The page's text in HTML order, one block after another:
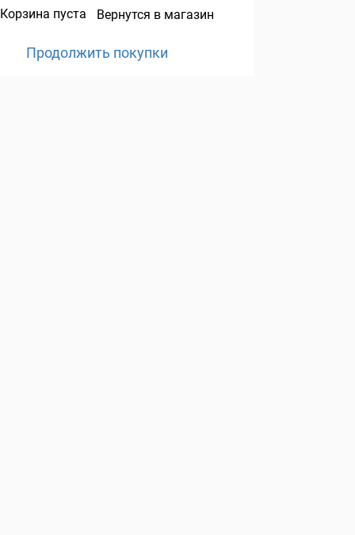
Корзина пуста Вернутся в магазин
Продолжить покупки